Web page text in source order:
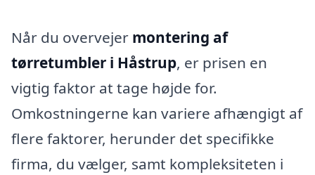
Når du overvejer montering af
tørretumbler i Håstrup, er prisen en
vigtig faktor at tage højde for.
Omkostningerne kan variere afhængigt af
flere faktorer, herunder det specifikke
firma, du vælger, samt kompleksiteten i